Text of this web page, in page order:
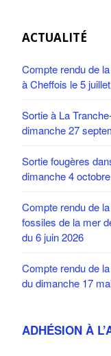
ACTUALITÉ
Compte rendu de
à Cheffois le 5
Sortie à La
dimanche 27
Sortie fougères
dimanche 4
Compte rendu de
fossiles de la mer
du 6 juin 2026
Compte rendu de
du dimanche 17
ADHÉSION À